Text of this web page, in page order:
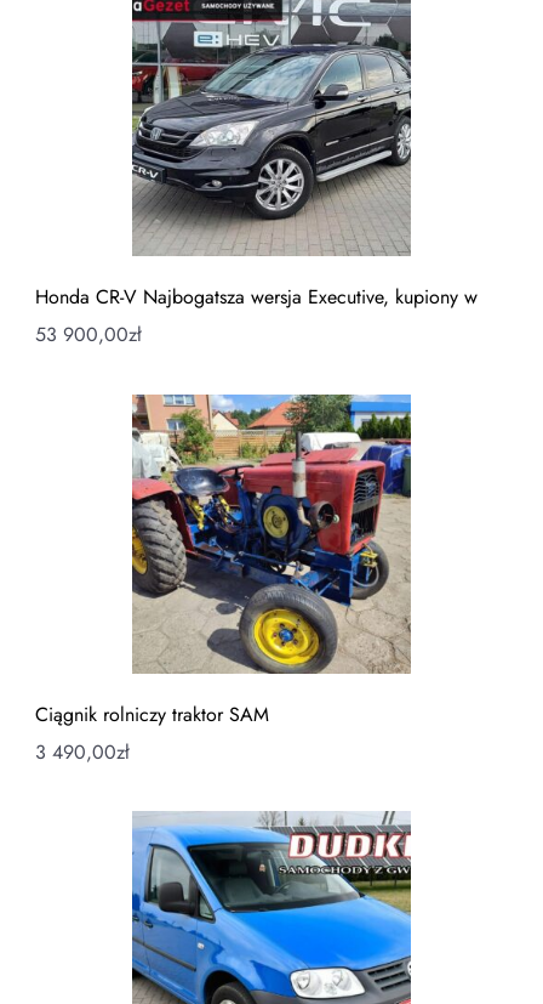
Honda CR-V Najbogatsza wersja Executive, kupiony w
53 900,00zł
Ciągnik rolniczy traktor SAM
3 490,00zł